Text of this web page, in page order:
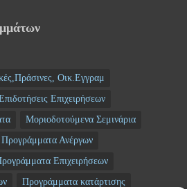
Οικ.Εγγραμ
Επιχειρήσεων
Μοριοδοτούμενα Σεμινάρια
Προγράμματα Ανέργων
Επιχειρήσεων
Προγράμματα κατάρτισης